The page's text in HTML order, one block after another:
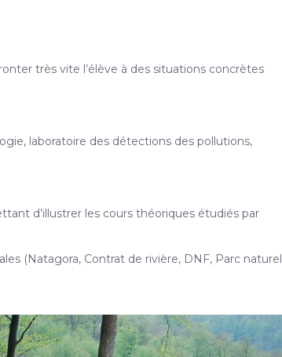
très vite l’élève à des situations concrètes
laboratoire des détections des pollutions,
d’illustrer les cours théoriques étudiés par
(Natagora, Contrat de rivière, DNF, Parc naturel